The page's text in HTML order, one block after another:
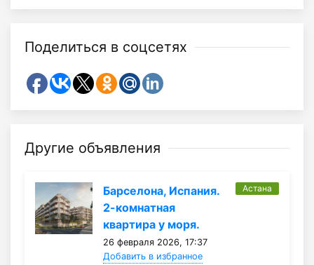
Поделиться в соцсетях
Другие объявления
Барселона, Испания.
2-комнатная
квартира у моря.
26 февраля 2026, 17:37
Добавить в избранное
Астана